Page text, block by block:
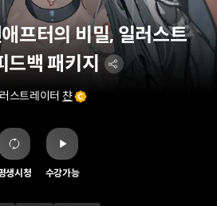
프터의 비밀, 일러스트
드백 패키지
스트레이터 챤
생시청 수강가능